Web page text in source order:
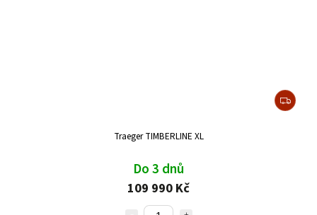
Traeger TIMBERLINE XL
Do 3 dnů
109 990 Kč